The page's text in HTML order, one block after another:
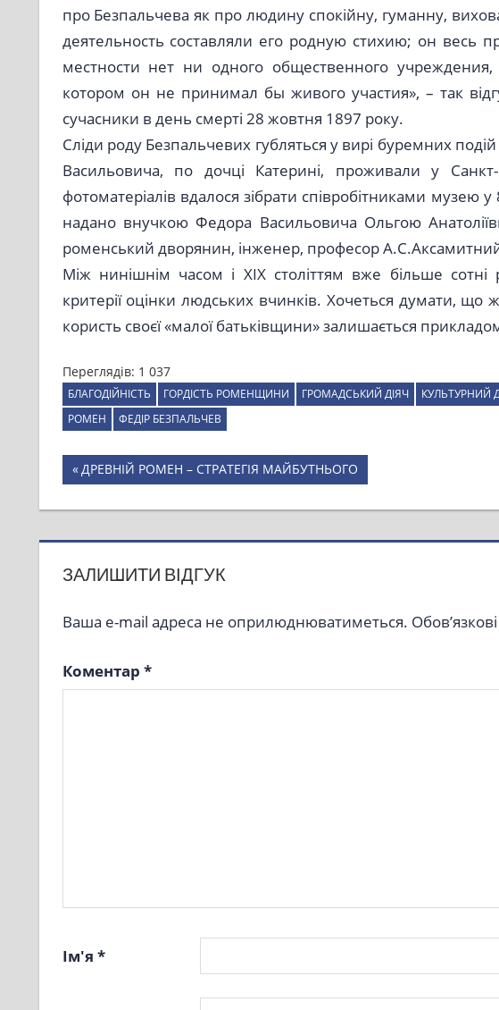
про Безпальчева як про людину спокійну, гуманну,
деятельность составляли его родную стихию; он весь
местности нет ни одного общественного
котором он не принимал бы живого участия», – так
сучасники в день смерті 28 жовтня 1897 року.
Сліди роду Безпальчевих губляться у вирі буремних
Васильовича, по дочці Катерині, проживали у
фотоматеріалів вдалося зібрати співробітниками музею
надано внучкою Федора Васильовича Ольгою
роменський дворянин, інженер, професор
Між нинішнім часом і ХІХ століттям вже більше сотні
критерії оцінки людських вчинків. Хочеться думати, що
користь своєї «малої батьківщини» залишається
Переглядів: 1 037
БЛАГОДІЙНІСТЬ ГОРДІСТЬ РОМЕНЩИНИ ГРОМАДСЬКИЙ ДІЯЧ КУЛЬТУРНИЙ
РОМЕН
ФЕДІР БЕЗПАЛЬЧЕВ
Навігація
записів
Previous
Post:
ДРЕВНІЙ РОМЕН – СТРАТЕГІЯ МАЙБУТНЬОГО
ЗАЛИШИТИ ВІДГУК
Ваша e-mail адреса не оприлюднюватиметься.
Коментар *
Ім'я *